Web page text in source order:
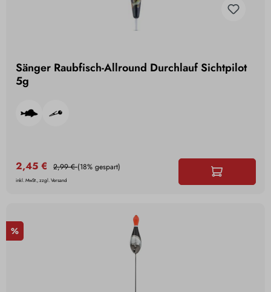
Sänger Raubfisch-Allround Durchlauf Sichtpilot
5g
2,45 € 2,99 €(18% gespart)
inkl. MwSt., zzgl. Versand
%